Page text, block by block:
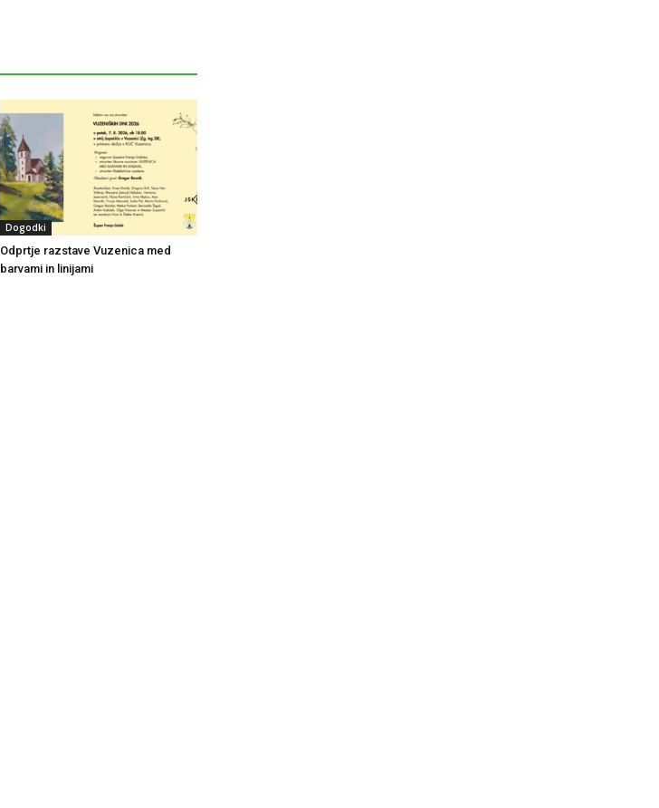
Dogodki
Odprtje razstave Vuzenica med
barvami in linijami